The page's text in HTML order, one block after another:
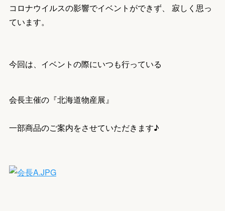
コロナウイルスの影響でイベントができず、 寂しく思っ
ています。
今回は、イベントの際にいつも行っている
会長主催の『北海道物産展』
一部商品のご案内をさせていただきます♪